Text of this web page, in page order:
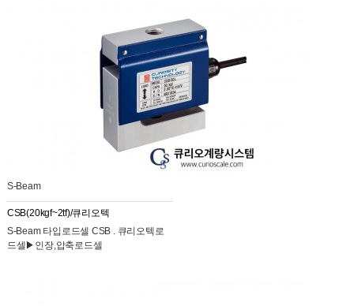
S-Beam
CSB(20kgf~2tf)/큐리오텍
S-Beam 타입로드셀 CSB . 큐리오텍로
드셀▶인장,압축로드셀